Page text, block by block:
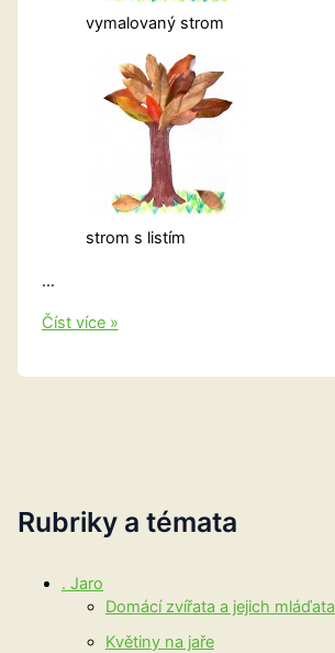
Rubriky a témata
. Jaro
Domácí zvířata a jejich mláďata
Květiny na jaře
vymalovaný strom
strom s listím
…
Podzimní
–
Číst více »